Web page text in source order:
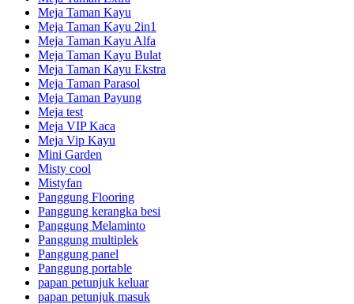
Meja Taman Kayu
Meja Taman Kayu 2in1
Meja Taman Kayu Alfa
Meja Taman Kayu Bulat
Meja Taman Kayu Ekstra
Meja Taman Parasol
Meja Taman Payung
Meja test
Meja VIP Kaca
Meja Vip Kayu
Mini Garden
Misty cool
Mistyfan
Panggung Flooring
Panggung kerangka besi
Panggung Melaminto
Panggung multiplek
Panggung panel
Panggung portable
papan petunjuk keluar
papan petunjuk masuk